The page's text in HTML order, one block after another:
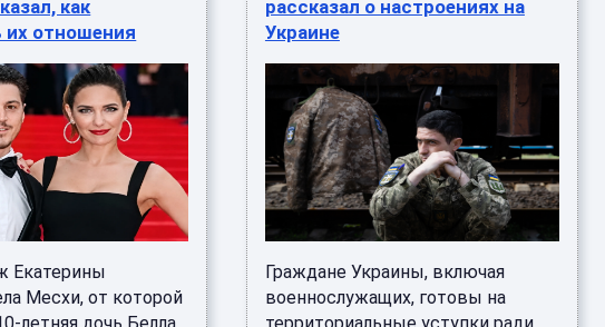
как
их отношения
Месхи, от которой
рассказал о настроениях на
Украине
Граждане Украины, включая
военнослужащих, готовы на